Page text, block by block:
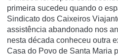
primeira sucedeu quando o
Sindicato dos Caixeiros
assistência abandonado nos
nesta década conheceu outra
Casa do Povo de Santa Maria